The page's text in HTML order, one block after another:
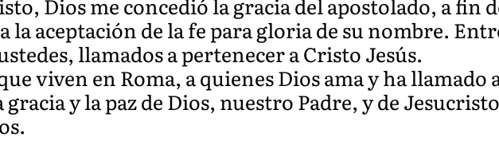
la aceptación de la fe para gloria de su nombre.
llamados a pertenecer a Cristo Jesús.
viven en Roma, a quienes Dios ama y ha llamado
gracia y la paz de Dios, nuestro Padre, y de